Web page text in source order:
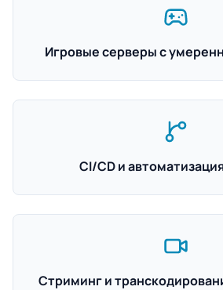
Игровые серверы с
CI/CD и
Стриминг и